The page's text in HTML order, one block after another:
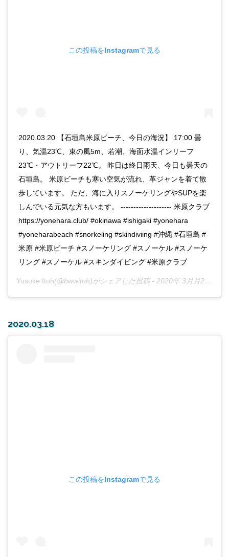
この投稿をInstagramで見る
2020.03.20 【石垣島米原ビーチ、今日の海況】 17:00 曇
り、気温23℃、東の風5m、若潮、海面水温インリーフ
23℃・アウトリーフ22℃。 昨日は終日雨天、今日も曇天の
石垣島。 米原ビーチも寒い空気が流れ、革ジャンを着て散
歩しています。 ただ、海に入りスノーケリングやSUPを楽
しんでいる元気な方もいます。 -------------------- 米原クラブ
https://yonehara.club/ #okinawa #ishigaki #yonehara
#yoneharabeach #snorkeling #skindiviing #沖縄 #石垣島 #
米原 #米原ビーチ #スノーケリング #スノーケル #スノーケ
リング #スノーケル #スキンダイビング #米原クラブ
Yusuke Itoh(@bwwitoh)がシェアした投稿 - 2020年 3月月20日午前1時22分PDT
2020.03.18
この投稿をInstagramで見る